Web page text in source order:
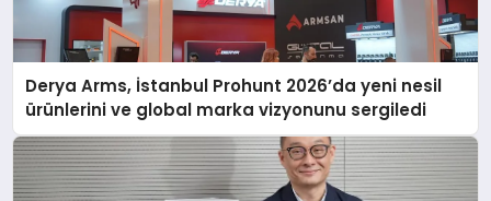
Derya Arms, İstanbul Prohunt 2026’da yeni nesil
ürünlerini ve global marka vizyonunu sergiledi